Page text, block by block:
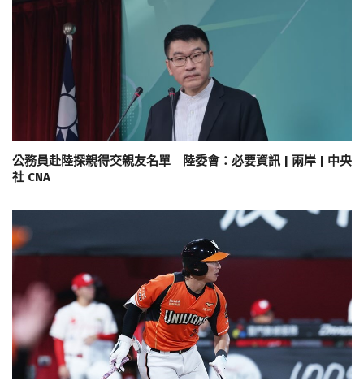
公務員赴陸探親得交親友名單 陸委會：必要資訊 | 兩岸 | 中央
社 CNA